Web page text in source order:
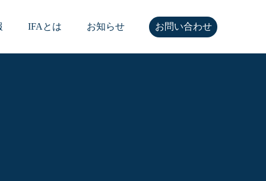
IFAとは お知らせ お問い合わせ